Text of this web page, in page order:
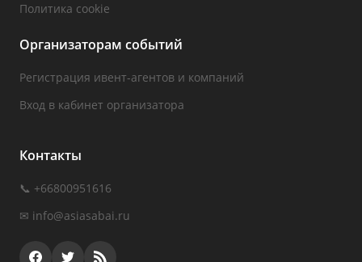
Политика cookie
Организаторам событий
Регистрация ивент-агентов и компаний
Вход в кабинет организатора
Контакты
📞 +66800951616
✉ info@asiasabai.ru